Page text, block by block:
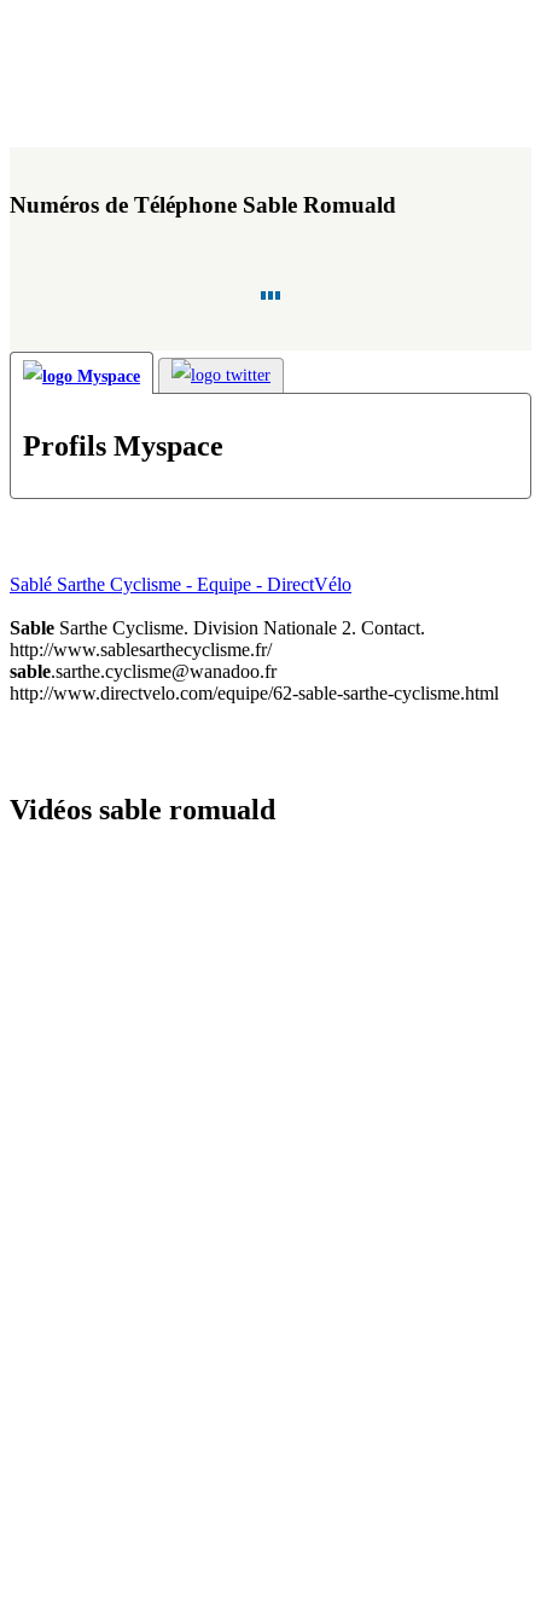
Numéros de Téléphone Sable Romuald
Profils Myspace
Sablé Sarthe Cyclisme - Equipe - DirectVélo
Sable Sarthe Cyclisme. Division Nationale 2. Contact.
http://www.sablesarthecyclisme.fr/
sable.sarthe.cyclisme@wanadoo.fr
http://www.directvelo.com/equipe/62-sable-sarthe-cyclisme.html
Vidéos sable romuald